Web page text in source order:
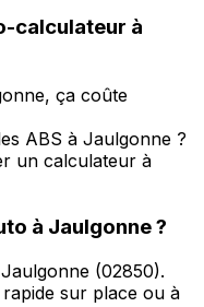
calculateur à
ça coûte
ABS à Jaulgonne ?
un calculateur à
à Jaulgonne?
Jaulgonne (02850).
sur place ou à